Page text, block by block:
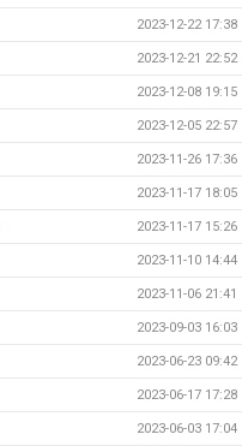
2023-12-22 17:38
2023-12-21 22:52
2023-12-08 19:15
2023-12-05 22:57
2023-11-26 17:36
2023-11-17 18:05
2023-11-17 15:26
2023-11-10 14:44
2023-11-06 21:41
2023-09-03 16:03
2023-06-23 09:42
2023-06-17 17:28
2023-06-03 17:04